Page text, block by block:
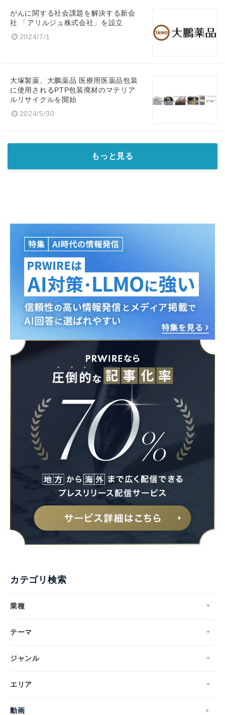
がんに関する社会課題を解決する新会
社 「アリルジュ株式会社」を設立
2024/7/1
大塚製薬、大鵬薬品 医療用医薬品包装
に使用されるPTP包装廃材のマテリア
ルリサイクルを開始
2024/5/30
もっと見る
カテゴリ検索
業種
テーマ
ジャンル
エリア
動画